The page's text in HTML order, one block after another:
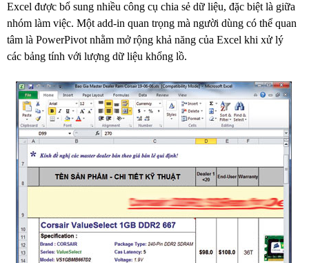
Excel được bổ sung nhiều công cụ chia sẻ dữ liệu, đặc biệt là giữa
nhóm làm việc. Một add-in quan trọng mà người dùng có thể quan
tâm là PowerPivot nhằm mở rộng khả năng của Excel khi xử lý
các bảng tính với lượng dữ liệu khổng lồ.